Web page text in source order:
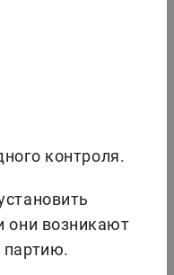
контроля.
они возникают
партию.